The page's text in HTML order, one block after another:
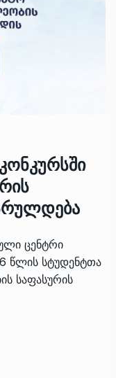
ცენტრი
წლის სტუდენტთა
საფასურის